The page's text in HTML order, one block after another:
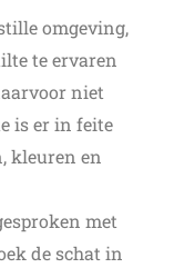
omgeving,
te ervaren
niet
is er in feite
kleuren en
met
de schat in